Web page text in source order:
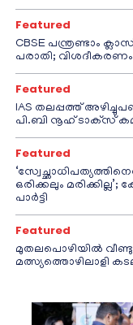
Featured
CBSE പന്ത്രണ്ടാം
പരാതി; വിശദീകരണം
Featured
IAS തലപ്പത്ത്
പി.ബി നൂഹ് ടാക്‌സ്
Featured
ഒരിക്കലും
പാർട്ടി
Featured
മുതലപൊഴിയിൽ
മത്സ്യത്തൊഴിലാളി